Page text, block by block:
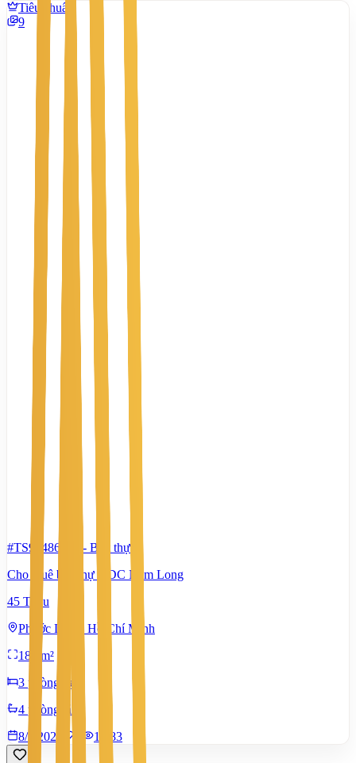
Tiêu chuẩn
9
#TS98486592 - Biệt thự
Cho thuê biệt thự KDC Nam Long
45 Triệu
Phước Long, Hồ Chí Minh
180 m²
3 phòng ngủ
4 phòng tắm
8/7/2026
1.483